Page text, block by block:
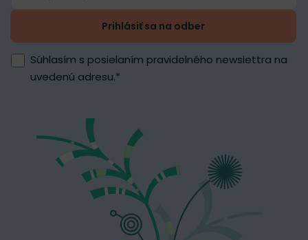
Prihlásiť sa na odber
Súhlasím s posielaním pravidelného newslettra na
uvedenú adresu.*